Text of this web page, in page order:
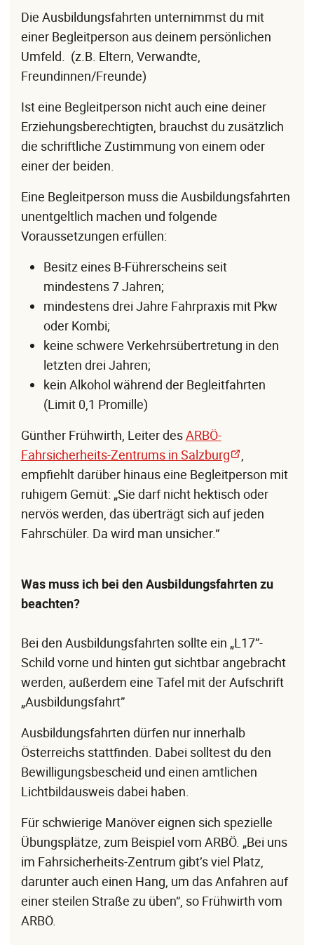
Die Ausbildungsfahrten unternimmst du mit
einer Begleitperson aus deinem persönlichen
Umfeld. (z.B. Eltern, Verwandte,
Freundinnen/Freunde)
Ist eine Begleitperson nicht auch eine deiner
Erziehungsberechtigten, brauchst du zusätzlich
die schriftliche Zustimmung von einem oder
einer der beiden.
Eine Begleitperson muss die Ausbildungsfahrten
unentgeltlich machen und folgende
Voraussetzungen erfüllen:
Besitz eines B-Führerscheins seit
mindestens 7 Jahren;
mindestens drei Jahre Fahrpraxis mit Pkw
oder Kombi;
keine schwere Verkehrsübertretung in den
letzten drei Jahren;
kein Alkohol während der Begleitfahrten
(Limit 0,1 Promille)
Günther Frühwirth, Leiter desARBÖ-
Fahrsicherheits-Zentrums in Salzburg
empfiehlt darüber hinaus eine Begleitperson mit
ruhigem Gemüt: „Sie darf nicht hektisch oder
nervös werden, das überträgt sich auf jeden
Fahrschüler. Da wird man unsicher.“
Was muss ich bei den Ausbildungsfahrten zu
beachten?
Bei den Ausbildungsfahrten sollte ein „L17”-
Schild vorne und hinten gut sichtbar angebracht
werden, außerdem eine Tafel mit der Aufschrift
„Ausbildungsfahrt”
Ausbildungsfahrten dürfen nur innerhalb
Österreichs stattfinden. Dabei solltest du den
Bewilligungsbescheid und einen amtlichen
Lichtbildausweis dabei haben.
Für schwierige Manöver eignen sich spezielle
Übungsplätze, zum Beispiel vom ARBÖ. „Bei uns
im Fahrsicherheits-Zentrum gibt’s viel Platz,
darunter auch einen Hang, um das Anfahren auf
einer steilen Straße zu üben“, so Frühwirth vom
ARBÖ.